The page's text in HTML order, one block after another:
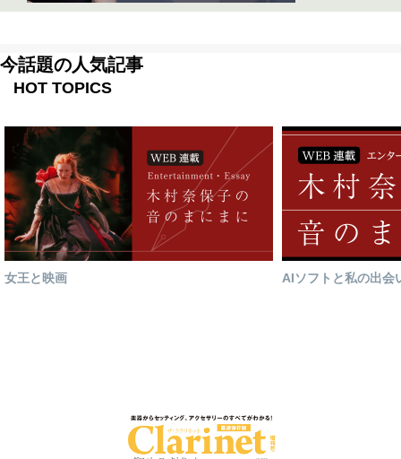
今話題の人気記事
HOT TOPICS
女王と映画 AIソフトと私の出会